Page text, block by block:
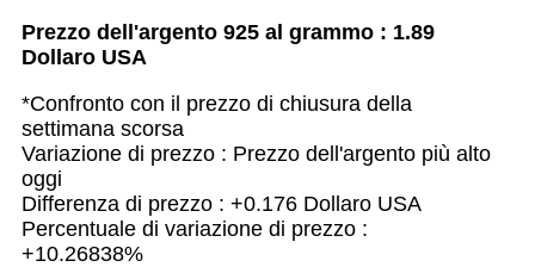
Prezzo dell'argento 925 al grammo : 1.89
Dollaro USA
*Confronto con il prezzo di chiusura della
settimana scorsa
Variazione di prezzo : Prezzo dell'argento più alto
oggi
Differenza di prezzo : +0.176 Dollaro USA
Percentuale di variazione di prezzo :
+10.26838%